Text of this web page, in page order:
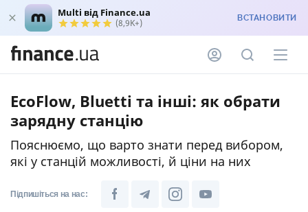
Multi від Finance.ua
(8,9K+) ВСТАНОВИТИ
EcoFlow, Bluetti та інші: як обрати
зарядну станцію
Пояснюємо, що варто знати перед вибором,
які у станцій можливості, й ціни на них
Підпишіться на нас: